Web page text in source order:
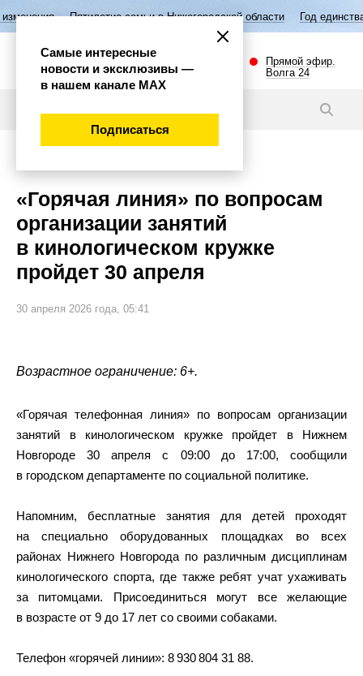
семьи в Нижегородской области Год единства народов
Прямой эфир.
Волга 24
«Горячая линия» по вопросам
организации занятий
в кинологическом кружке
пройдет 30 апреля
30 апреля 2026 года, 05:41
Возрастное ограничение: 6+.
«Горячая телефонная линия» по вопросам организации
занятий в кинологическом кружке пройдет в Нижнем
Новгороде 30 апреля с 09:00 до 17:00, сообщили
в городском департаменте по социальной политике.
Напомним, бесплатные занятия для детей проходят
на специально оборудованных площадках во всех
районах Нижнего Новгорода по различным дисциплинам
кинологического спорта, где также ребят учат ухаживать
за питомцами. Присоединиться могут все желающие
в возрасте от 9 до 17 лет со своими собаками.
Телефон «горячей линии»: 8 930 804 31 88.
Самые интересные
новости и эксклюзивы —
в нашем канале МАХ
Подписаться